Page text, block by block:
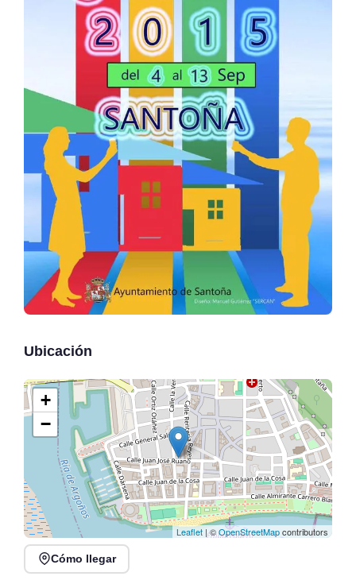
Ubicación
+
−
Leaflet | ©OpenStreetMapcontributors
Cómo llegar
XVI Feria Nacional de